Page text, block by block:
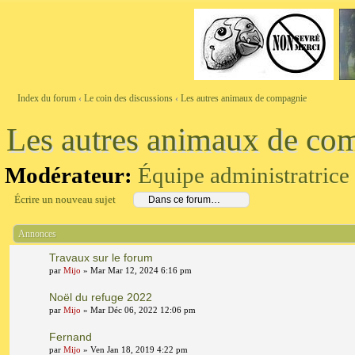
Index du forum ‹ Le coin des discussions ‹ Les autres animaux de compagnie
Les autres animaux de
Modérateur: Équipe administratrice
Écrire un nouveau sujet
Annonces
Travaux sur le forum
par Mijo » Mar Mar 12, 2024 6:16 pm
Noël du refuge 2022
par Mijo » Mar Déc 06, 2022 12:06 pm
Fernand
par Mijo » Ven Jan 18, 2019 4:22 pm